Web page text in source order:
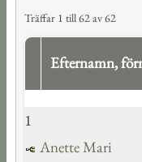
Träffar 1 till 62 av 62
Efternamn,
1
Anette Mari